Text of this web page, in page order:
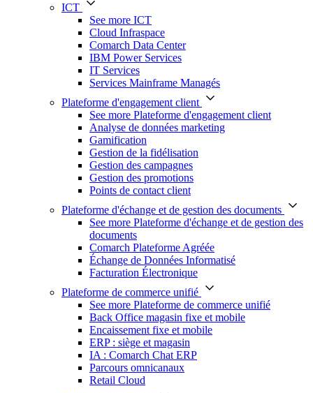
ICT
See more ICT
Cloud Infraspace
Comarch Data Center
IBM Power Services
IT Services
Services Mainframe Managés
Plateforme d'engagement client
See more Plateforme d'engagement client
Analyse de données marketing
Gamification
Gestion de la fidélisation
Gestion des campagnes
Gestion des promotions
Points de contact client
Plateforme d'échange et de gestion des documents
See more Plateforme d'échange et de gestion des
documents
Comarch Plateforme Agréée
Échange de Données Informatisé
Facturation Électronique
Plateforme de commerce unifié
See more Plateforme de commerce unifié
Back Office magasin fixe et mobile
Encaissement fixe et mobile
ERP : siège et magasin
IA : Comarch Chat ERP
Parcours omnicanaux
Retail Cloud